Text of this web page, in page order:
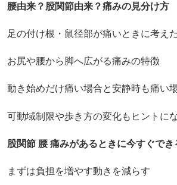
腰由来？股関節由来？痛みの見分け方
足の付け根・鼠径部が痛いときに考え
お尻や腰から脚へ広がる痛みの特徴
動き始めだけ痛い場合と安静時も痛い
可動域制限や歩き方の変化もヒントに
股関節 腰 痛みがあるときに今すぐでき
まずは負担を増やす動きを減らす